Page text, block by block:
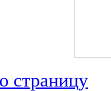
страницу